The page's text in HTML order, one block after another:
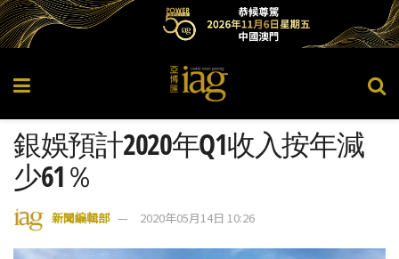
銀娛預計2020年Q1收入按年減
少61％
新聞編輯部 2020年05月14日 10:26